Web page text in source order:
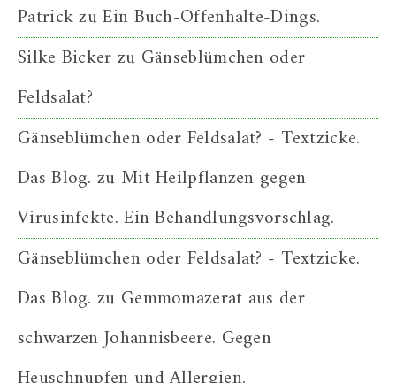
PatrickzuEin Buch-Offenhalte-Dings.
Silke Bickerzu Gänseblümchen oder
Feldsalat?
Gänseblümchen oder Feldsalat? - Textzicke.
Das Blog. zu Mit Heilpflanzen gegen
Virusinfekte. Ein Behandlungsvorschlag.
Gänseblümchen oder Feldsalat? - Textzicke.
Das Blog. zu Gemmomazerat aus der
schwarzen Johannisbeere. Gegen